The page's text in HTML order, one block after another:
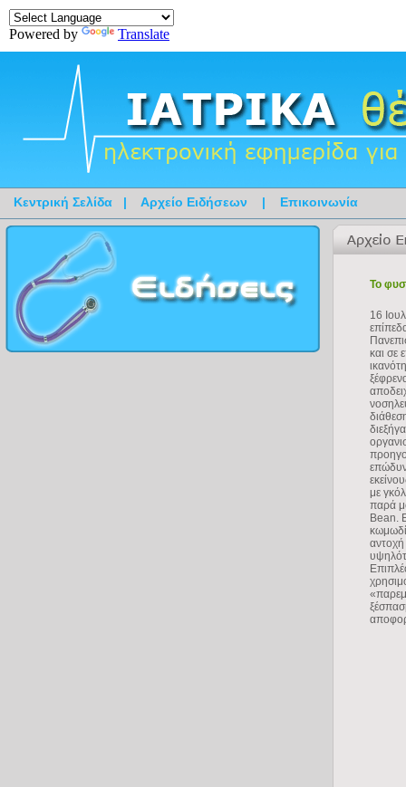
Powered by Translate
Κεντρική Σελίδα | Αρχείο Ειδήσεων | Επικοινωνία
Το
16
και σε
με
παρά
Bean.